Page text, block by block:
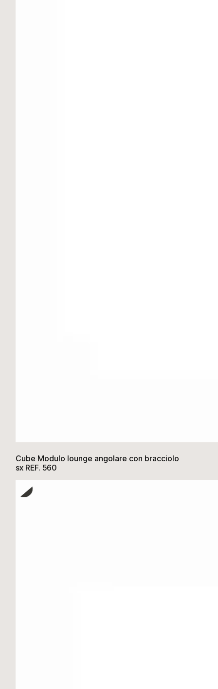
Cube Modulo lounge angolare con bracciolo
sx REF. 560